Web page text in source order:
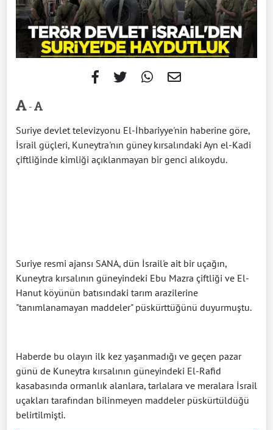
-
Suriye devlet televizyonu El-İhbariyye'nin haberine göre,
İsrail güçleri, Kuneytra'nın güney kırsalındaki Ayn el-Kadi
çiftliğinde kimliği açıklanmayan bir genci alıkoydu.
Suriye resmi ajansı SANA, dün İsrail'e ait bir uçağın,
Kuneytra kırsalının güneyindeki Ebu Mazra çiftliği ve El-
Hanut köyünün batısındaki tarım arazilerine
"tanımlanamayan maddeler" püskürttüğünü duyurmuştu.
Haberde bu olayın ilk kez yaşanmadığı ve geçen pazar
günü de Kuneytra kırsalının güneyindeki El-Rafid
kasabasında ormanlık alanlara, tarlalara ve meralara İsrail
uçakları tarafından bilinmeyen maddeler püskürtüldüğü
belirtilmişti.